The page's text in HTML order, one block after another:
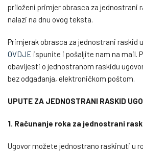
priloženi primjer obrasca za jednostrani
nalazi na dnu ovog teksta.
Primjerak obrasca za jednostrani raskid
OVDJE ispunite i pošaljite nam na mail.
obavijesti o jednostranom raskidu
bez odgađanja, elektroničkom poštom.
UPUTE ZA JEDNOSTRANI RASKID
1. Računanje roka za jednostrani
Ugovor možete jednostrano raskinuti u